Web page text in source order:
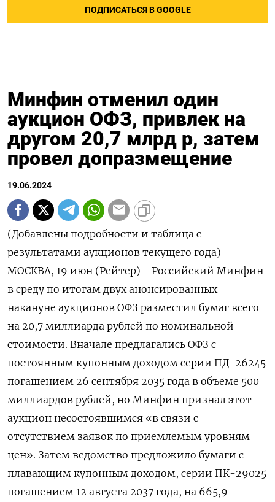
ПОДПИСАТЬСЯ В GOOGLE
Минфин отменил один
аукцион ОФЗ, привлек на
другом 20,7 млрд р, затем
провел допразмещение
19.06.2024
(Добавлены подробности и таблица с
результатами аукционов текущего года)
МОСКВА, 19 июн (Рейтер) - Российский Минфин
в среду по итогам двух анонсированных
накануне аукционов ОФЗ разместил бумаг всего
на 20,7 миллиарда рублей по номинальной
стоимости. Вначале предлагались ОФЗ с
постоянным купонным доходом серии ПД-26245
погашением 26 сентября 2035 года в объеме 500
миллиардов рублей, но Минфин признал этот
аукцион несостоявшимся «в связи с
отсутствием заявок по приемлемым уровням
цен». Затем ведомство предложило бумаги с
плавающим купонным доходом, серии ПК-29025
погашением 12 августа 2037 года, на 665,9